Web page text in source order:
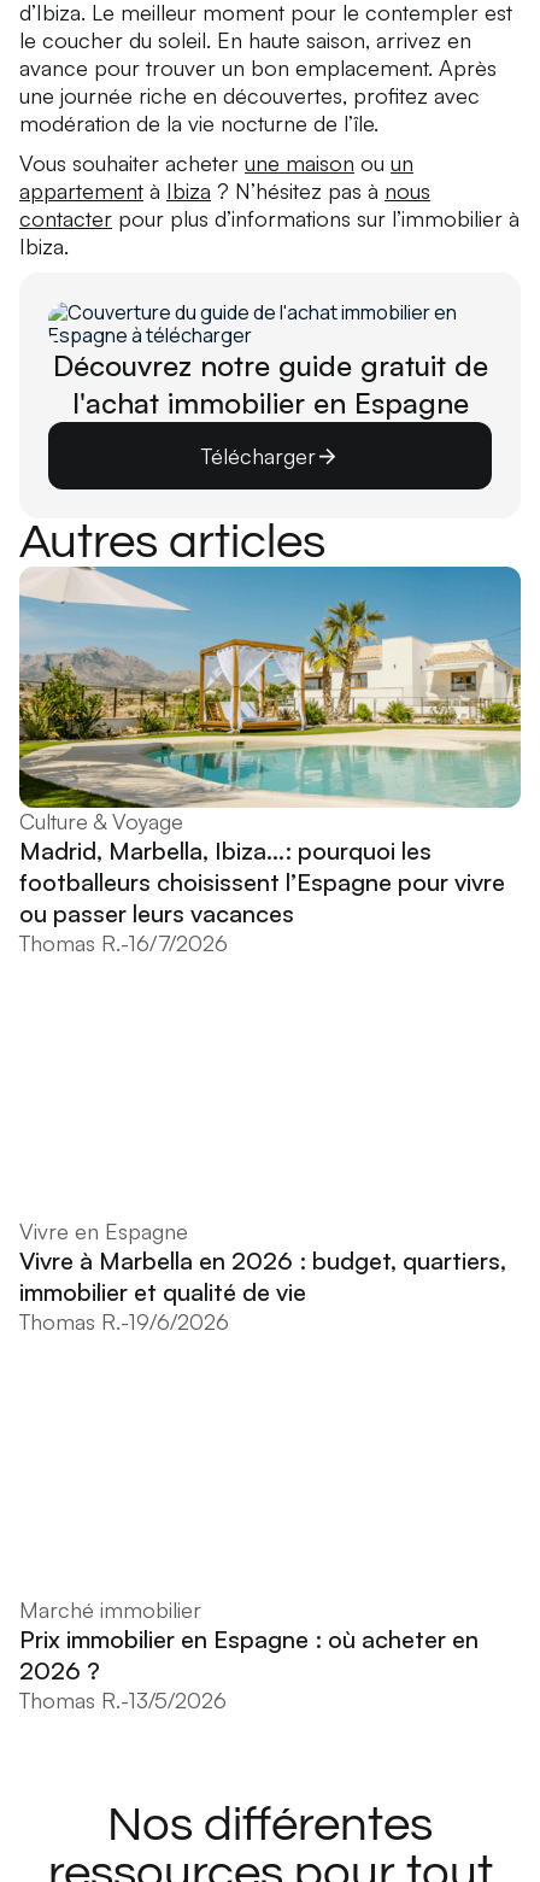
d’Ibiza. Le meilleur moment pour le contempler est
le coucher du soleil. En haute saison, arrivez en
avance pour trouver un bon emplacement. Après
une journée riche en découvertes, profitez avec
modération de la vie nocturne de l’île.
Vous souhaiter acheter une maison ou un
appartement à Ibiza ? N’hésitez pas à nous
contacter pour plus d’informations sur l’immobilier à
Ibiza.
Découvrez notre guide gratuit de
l'achat immobilier en Espagne
Télécharger
Autres articles
Culture & Voyage
Madrid, Marbella, Ibiza...: pourquoi les
footballeurs choisissent l’Espagne pour vivre
ou passer leurs vacances
Thomas R.-16/7/2026
Vivre en Espagne
Vivre à Marbella en 2026 : budget, quartiers,
immobilier et qualité de vie
Thomas R.-19/6/2026
Marché immobilier
Prix immobilier en Espagne : où acheter en
2026 ?
Thomas R.-13/5/2026
Nos différentes